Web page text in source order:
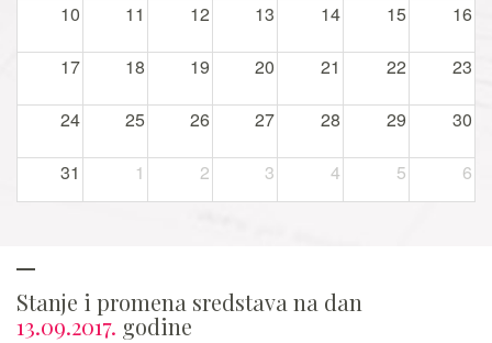
10 11 12 13 14 15 16
17 18 19 20 21 22 23
24 25 26 27 28 29 30
31 1 2 3 4 5 6
Stanje i promena sredstava na dan
13.09.2017. godine